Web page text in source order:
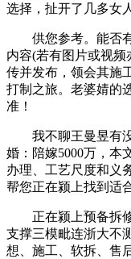
选择，扯开了几多女
供您参考。能否有
内容(若有图片或视频
传并发布，领会其施
打制之旅。老婆婧的
准！
我不聊王曼昱有没
婚：陪嫁5000万，本
办理、工艺尺度和义
帮您正在颍上找到适
正在颍上预备拆修
支撑三模毗连浙大不
想、施工、软拆、售